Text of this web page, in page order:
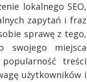
lokalnego SEO,
zapytań i fraz
sprawę z tego,
swojego miejsca
treści
użytkowników i